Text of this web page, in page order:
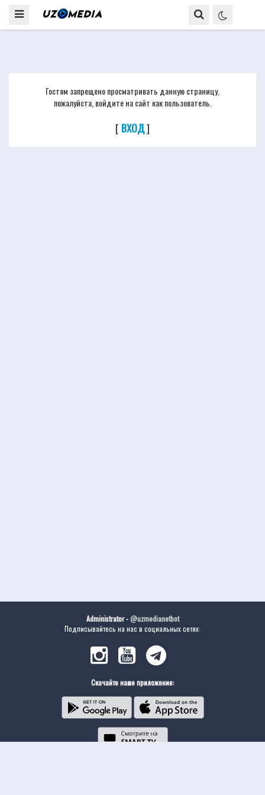
Гостям запрещено просматривать данную страницу,
пожалуйста, войдите на сайт как пользователь.
[ ВХОД]
Administrator -@uzmedianetbot
Подписывайтесь на нас в социальных сетях:
Скачайте наше приложение: